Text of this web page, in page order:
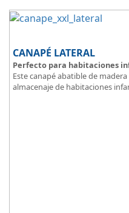
CANAPÉ LATERAL
Perfecto para habitaciones
Este canapé abatible de
almacenaje de habitaciones
Con esquinas redondeadas,